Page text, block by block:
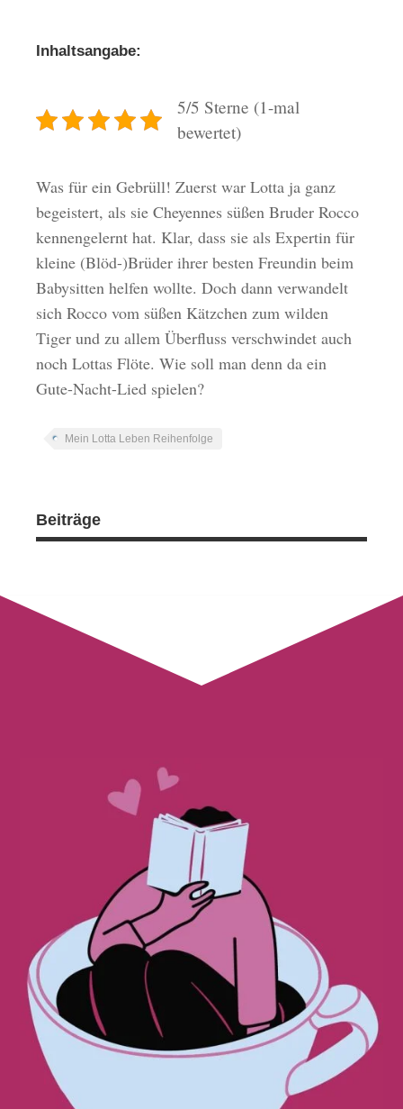
Inhaltsangabe:
5/5 Sterne (1-mal
bewertet)
Was für ein Gebrüll! Zuerst war Lotta ja ganz
begeistert, als sie Cheyennes süßen Bruder Rocco
kennengelernt hat. Klar, dass sie als Expertin für
kleine (Blöd-)Brüder ihrer besten Freundin beim
Babysitten helfen wollte. Doch dann verwandelt
sich Rocco vom süßen Kätzchen zum wilden
Tiger und zu allem Überfluss verschwindet auch
noch Lottas Flöte. Wie soll man denn da ein
Gute-Nacht-Lied spielen?
Mein Lotta Leben Reihenfolge
Beiträge